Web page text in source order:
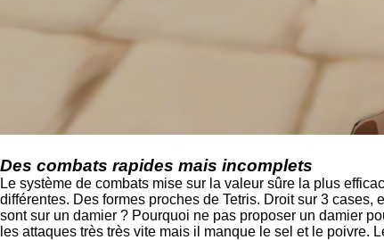
Des combats rapides mais incomplets
Le système de combats mise sur la valeur sûre la plus
différentes. Des formes proches de Tetris. Droit sur 3
sont sur un damier ? Pourquoi ne pas proposer un damier
les attaques très très vite mais il manque le sel et le poivre.